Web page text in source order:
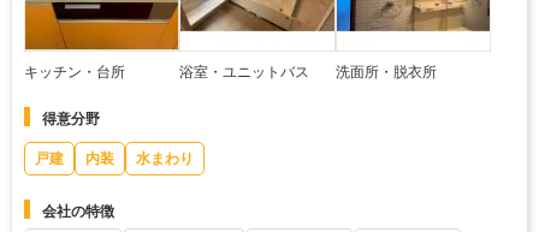
キッチン・台所 浴室・ユニットバス 洗面所・脱衣所
得意分野
戸建 内装 水まわり
会社の特徴